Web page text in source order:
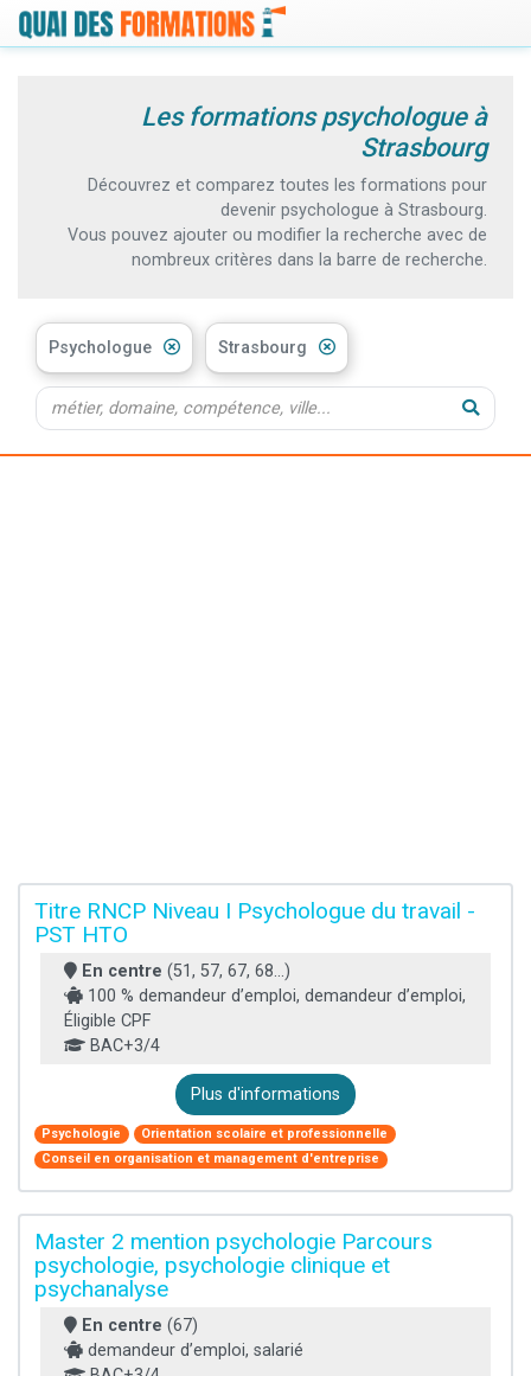
Les formations psychologue à
Strasbourg
Découvrez et comparez toutes les formations pour
devenir psychologue à Strasbourg.
Vous pouvez ajouter ou modifier la recherche avec de
nombreux critères dans la barre de recherche.
Psychologue Strasbourg
Titre RNCP Niveau I Psychologue du travail -
PST HTO
En centre (51, 57, 67, 68...)
100 % demandeur d’emploi, demandeur d’emploi,
Éligible CPF
BAC+3/4
Plus d'informations
Psychologie
Orientation scolaire et professionnelle
Conseil en organisation et management d'entreprise
Master 2 mention psychologie Parcours
psychologie, psychologie clinique et
psychanalyse
En centre (67)
demandeur d’emploi, salarié